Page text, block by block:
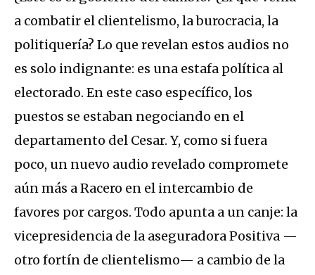
a combatir el clientelismo, la burocracia, la
politiquería? Lo que revelan estos audios no
es solo indignante: es una estafa política al
electorado. En este caso específico, los
puestos se estaban negociando en el
departamento del Cesar. Y, como si fuera
poco, un nuevo audio revelado compromete
aún más a Racero en el intercambio de
favores por cargos. Todo apunta a un canje: la
vicepresidencia de la aseguradora Positiva —
otro fortín de clientelismo— a cambio de la